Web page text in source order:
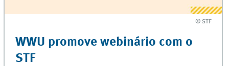
© STF
© STF
WWU promove webinário com o
STF